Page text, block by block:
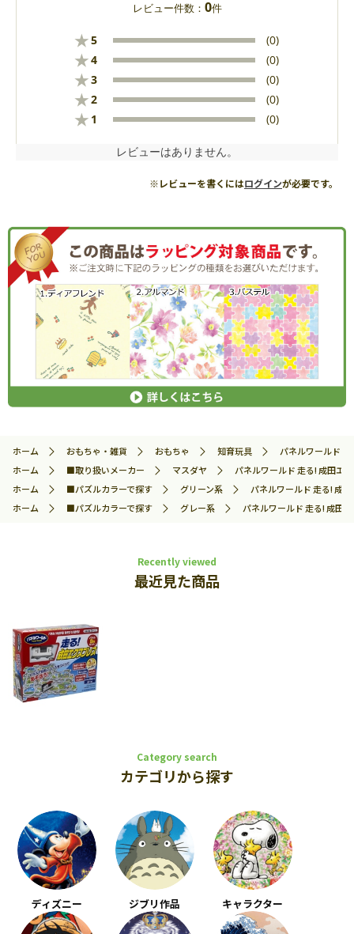
レビュー件数： 0件
★5 (0)
★4 (0)
★3 (0)
★2 (0)
★ 1 (0)
レビューはありません。
※レビューを書くにはログインが必要です。
ホーム おもちゃ・雑貨 おもちゃ 知育玩具
パネルワールド
ホーム
■取り扱いメーカー マスダヤ
パネルワールド 走る! 成田エ
ホーム
■パズルカラーで探す グリーン系
パネルワールド 走る! 成
ホーム
■パズルカラーで探す グレー系 パネルワールド 走る! 成田
Recently viewed
最近見た商品
Category search
カテゴリから探す
ディズニー ジブリ作品 キャラクター